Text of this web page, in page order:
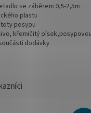
se záběrem 0,5-2,5m
plastu
posypu
křemičitý
dodávky